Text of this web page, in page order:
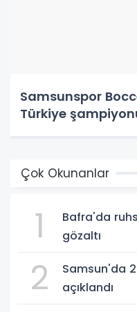
Samsunspor
Türkiye
Çok Okunanlar
1
Bafra'da
gözaltı
2
Samsun'da
açıklandı